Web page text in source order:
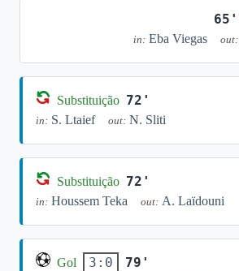
65'
in: Eba Viegas out:
Substituição 72'
in: S. Ltaief out: N. Sliti
Substituição 72'
in: Houssem Teka out: A. Laïdouni
Gol 3:0 79'